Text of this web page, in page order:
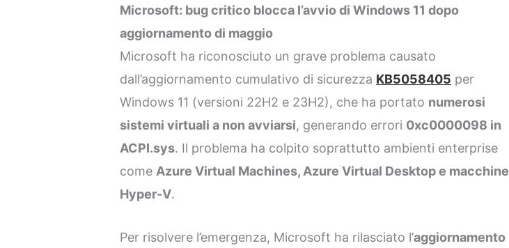
Microsoft: bug critico blocca l’avvio di Windows 11 dopo
aggiornamento di maggio
Microsoft ha riconosciuto un grave problema causato
dall’aggiornamento cumulativo di sicurezza KB5058405 per
Windows 11 (versioni 22H2 e 23H2), che ha portato numerosi
sistemi virtuali a non avviarsi, generando errori 0xc0000098 in
ACPI.sys. Il problema ha colpito soprattutto ambienti enterprise
come Azure Virtual Machines, Azure Virtual Desktop e macchine
Hyper-V.
Per risolvere l’emergenza, Microsoft ha rilasciato l’aggiornamento